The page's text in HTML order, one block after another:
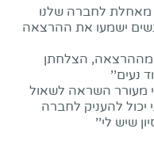
מאחלת לחברה שלנו
ישמעו את ההרצאה
מההרצאה, הצלחתן
נעים''
מעורר השראה לשאול
להעניק לחברה
שיש לי''